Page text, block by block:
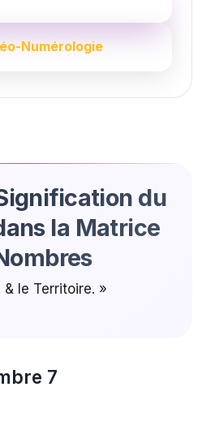
Numérologie
du
la Matrice
& le Territoire. »
7